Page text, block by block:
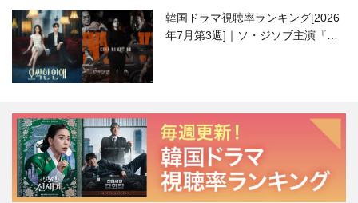
韓国ドラマ視聴率ランキング[2026
年7月第3週]｜ソ・ジソブ主演『エ